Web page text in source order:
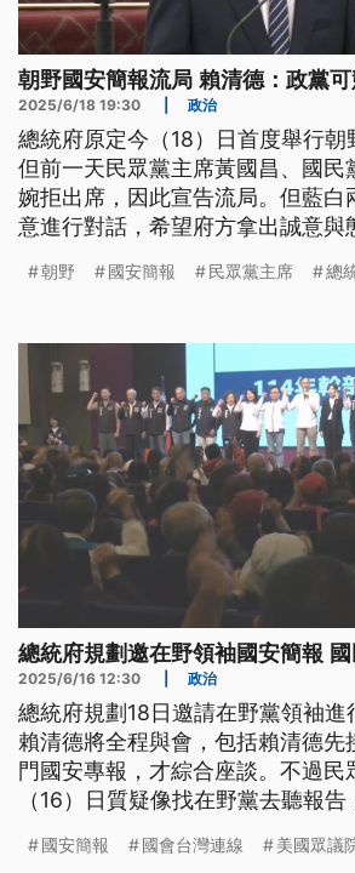
朝野國安簡報流局 賴清德：政黨
2025/6/18 19:30 政治
總統府原定今（18）日首度舉行朝
但前一天民眾黨主席黃國昌、國民
婉拒出席，因此宣告流局。但藍白
意進行對話，希望府方拿出誠意與
可惜，並指出政黨可以「競合」，
朝野 國安簡報 民眾黨主席 總
總統府規劃邀在野領袖國安簡報
2025/6/16 12:30 政治
總統府規劃18日邀請在野黨領袖
賴清德將全程與會，包括賴清德先
門國安專報，才綜合座談。不過民
（16）日質疑像找在野黨去聽報
清德今日上午則接見美國眾議院國
國安簡報 國會台灣連線 美國眾議